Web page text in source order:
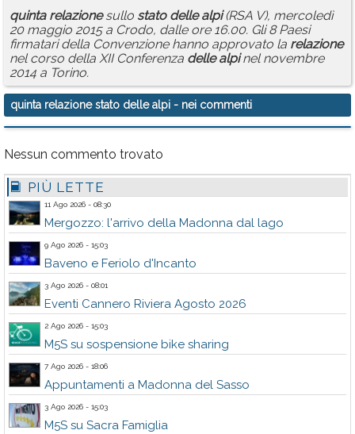
quinta relazionesullo stato delle alpi(RSA V), mercoledì
20 maggio 2015 a Crodo, dalle ore 16.00. Gli 8 Paesi
firmatari della Convenzione hanno approvato la relazione
nel corso della XII Conferenza delle alpinel novembre
2014 a Torino.
quinta relazione stato delle alpi - nei commenti
Nessun commento trovato
PIÙ LETTE
11 Ago 2026 - 08:30
Mergozzo: l'arrivo della Madonna dal lago
9 Ago 2026 - 15:03
Baveno e Feriolo d'Incanto
3 Ago 2026 - 08:01
Eventi Cannero Riviera Agosto 2026
2 Ago 2026 - 15:03
M5S su sospensione bike sharing
7 Ago 2026 - 18:06
Appuntamenti a Madonna del Sasso
3 Ago 2026 - 15:03
M5S su Sacra Famiglia